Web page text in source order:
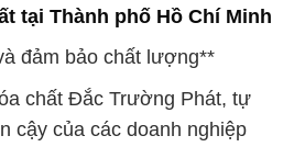
tại Thành phố Hồ Chí Minh
đảm bảo chất lượng**
chất Đắc Trường Phát, tự
cậy của các doanh nghiệp